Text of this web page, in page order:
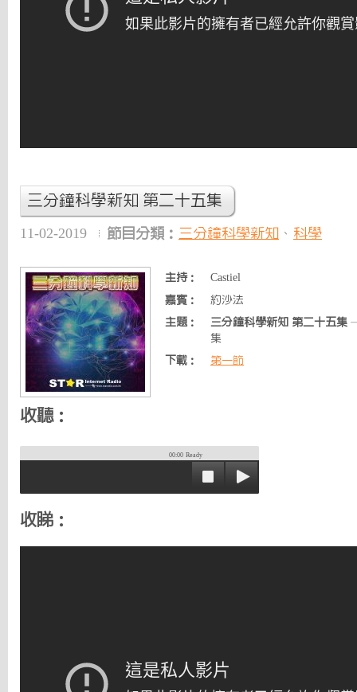
三分鐘科學新知 第二十五集
11-02-2019 節目分類： 三分鐘科學新知 、 科學
主持：
Castiel
嘉賓：
約沙法
主題：
三分鐘科學新知 第二十五集
集
下載：
第一節
收聽：
00:00 Ready
收睇：